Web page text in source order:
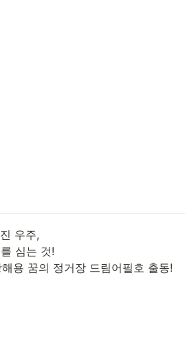
우주,
를 심는 것!
용 꿈의 정거장 드림어필호 출동!